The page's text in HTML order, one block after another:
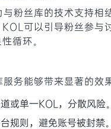
粉丝库的技术支持相
可以引导粉丝参与
循环。
务能够带来显著的效
或单一KOL，分散风险。
规则，避免账号被封禁。